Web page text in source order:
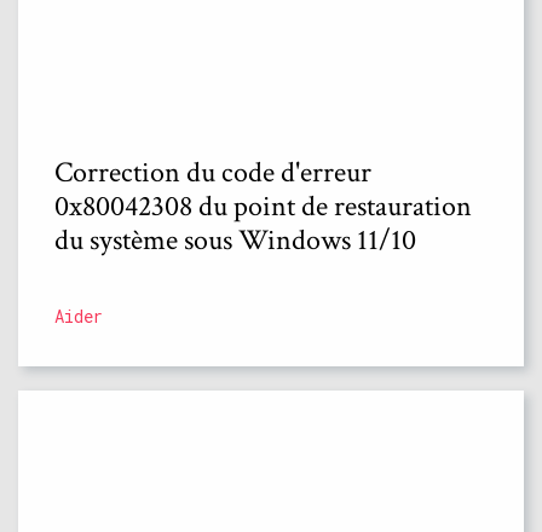
Correction du code d'erreur
0x80042308 du point de restauration
du système sous Windows 11/10
Aider